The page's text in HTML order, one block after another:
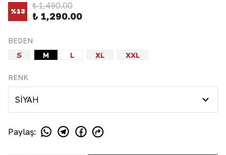
%13
₺ 1,490.00
₺ 1,290.00
BEDEN
S
M L XL XXL
RENK
Paylaş: